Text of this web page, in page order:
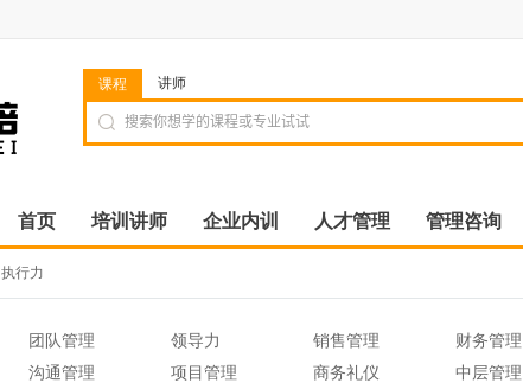
课程 讲师
首页 培训讲师 企业内训 人才管理 管理咨询
执行力
团队管理 领导力 销售管理 财务管理
沟通管理 项目管理 商务礼仪 中层管理